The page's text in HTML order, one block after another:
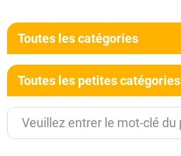
Toutes les catégories
Toutes les petites catégories